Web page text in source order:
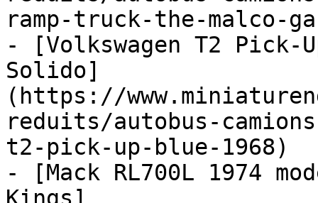
ramp-truck-the-malco-
- [Volkswagen T2 Pick-
Solido]
(https://
reduits/autobus-
t2-pick-up-blue-1968)
- [Mack RL700L 1974